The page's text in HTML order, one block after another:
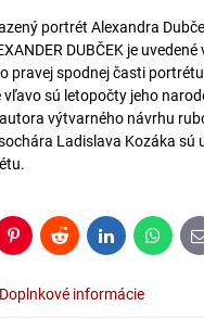
portrét Alexandra
DUBČEK je uvedené
pravej spodnej časti
sú letopočty jeho
výtvarného návrhu
Ladislava Kozáka sú
PinterestReddit LinkedIn
Doplnkové informácie